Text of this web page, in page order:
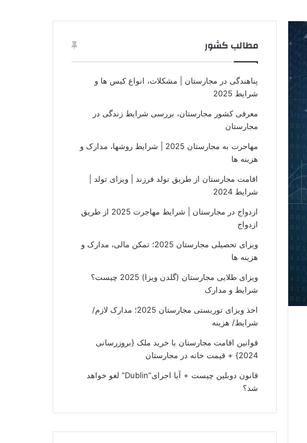
مطالب کشور
پناهندگی در مجارستان | مشکلات، انواع کیس ها و
شرایط 2025
معرفی کشور مجارستان، بررسی شرایط زندگی در
مجارستان
مهاجرت به مجارستان 2025 | شرایط روشها، مدارک و
هزینه ها
اقامت مجارستان از طریق تولد فرزند | ویزای تولد |
شرایط 2024
ازدواج در مجارستان | شرایط مهاجرت 2025 از طریق
ازدواج
ویزای تحصیلی مجارستان 2025؛ تمکن مالی، مدارک و
هزینه ها
ویزای طلایی مجارستان (گلدن ویزا) 2025 چیست؟
شرایط و مدارک
اخذ ویزای توریستی مجارستان 2025؛ مدارک لازم/
شرایط/ هزینه
قوانین اقامت مجارستان با خرید ملک {بروزرسانی
2024} + قیمت خانه در مجارستان
قانون دوبلین چیست + آیا اجرای”Dublin” لغو خواهد
شد؟